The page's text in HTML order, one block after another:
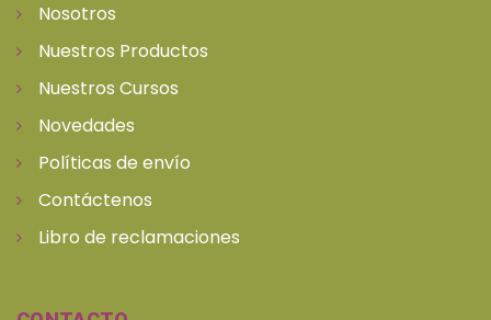
Nosotros
Nuestros Productos
Nuestros Cursos
Novedades
Políticas de envío
Contáctenos
Libro de reclamaciones